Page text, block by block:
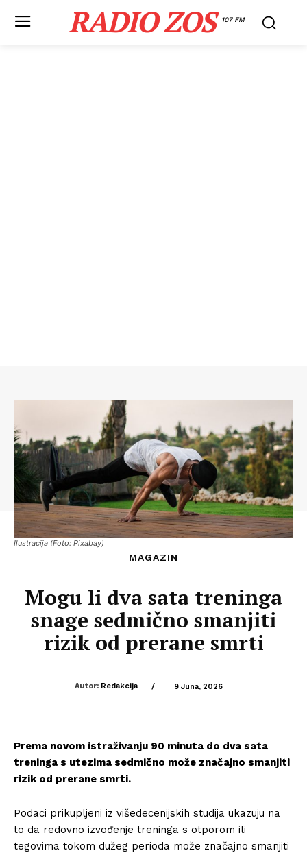
RADIO ZOS 107 FM
Ilustracija (Foto: Pixabay)
MAGAZIN
Mogu li dva sata treninga
snage sedmično smanjiti
rizik od prerane smrti
Autor: Redakcija / 9 Juna, 2026
Prema novom istraživanju 90 minuta do dva sata
treninga s utezima sedmično može značajno smanjiti
rizik od prerane smrti.
Podaci prikupljeni iz višedecenijskih studija ukazuju na
to da redovno izvođenje treninga s otporom ili
tegovima tokom dužeg perioda može značajno smanjiti